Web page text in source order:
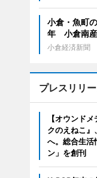
小倉・魚町
年 小倉南産
小倉経済新聞
プレスリリ
【オウンド
クのえねこ』
へ。総合生活
ン」を創刊